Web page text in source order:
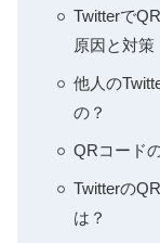
Twitterで
原因と対策
他人の
の？
QRコード
Twitterの
は？